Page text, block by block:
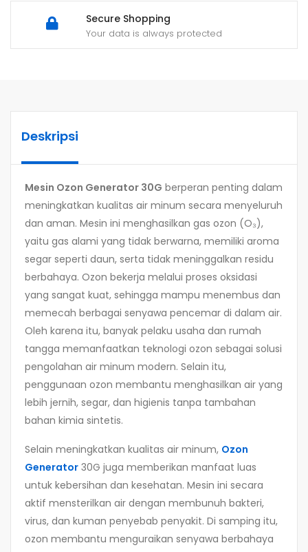
Secure Shopping
Your data is always protected
Deskripsi
Mesin Ozon Generator 30G berperan penting dalam
meningkatkan kualitas air minum secara menyeluruh
dan aman. Mesin ini menghasilkan gas ozon (O₃),
yaitu gas alami yang tidak berwarna, memiliki aroma
segar seperti daun, serta tidak meninggalkan residu
berbahaya. Ozon bekerja melalui proses oksidasi
yang sangat kuat, sehingga mampu menembus dan
memecah berbagai senyawa pencemar di dalam air.
Oleh karena itu, banyak pelaku usaha dan rumah
tangga memanfaatkan teknologi ozon sebagai solusi
pengolahan air minum modern. Selain itu,
penggunaan ozon membantu menghasilkan air yang
lebih jernih, segar, dan higienis tanpa tambahan
bahan kimia sintetis.
Selain meningkatkan kualitas air minum, Ozon
Generator 30G juga memberikan manfaat luas
untuk kebersihan dan kesehatan. Mesin ini secara
aktif mensterilkan air dengan membunuh bakteri,
virus, dan kuman penyebab penyakit. Di samping itu,
ozon membantu menguraikan senyawa berbahaya